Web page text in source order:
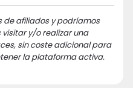
de afiliados y podríamos
y/o realizar una
sin coste adicional para
la plataforma activa.